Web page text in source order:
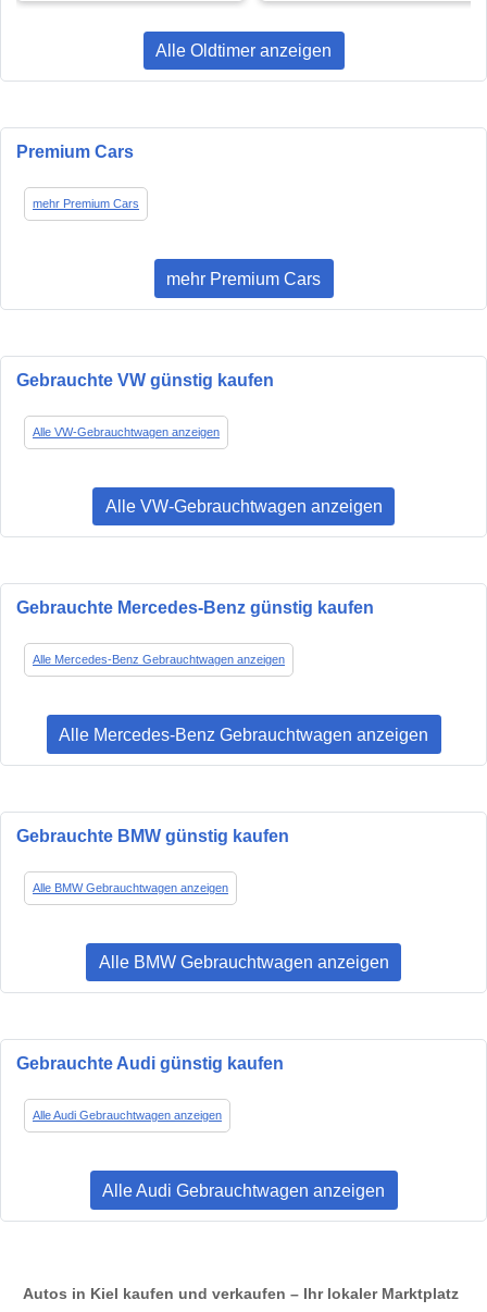
Alle Oldtimer anzeigen
Premium Cars
mehr Premium Cars
mehr Premium Cars
Gebrauchte VW günstig kaufen
Alle VW-Gebrauchtwagen anzeigen
Alle VW-Gebrauchtwagen anzeigen
Gebrauchte Mercedes-Benz günstig kaufen
Alle Mercedes-Benz Gebrauchtwagen anzeigen
Alle Mercedes-Benz Gebrauchtwagen anzeigen
Gebrauchte BMW günstig kaufen
Alle BMW Gebrauchtwagen anzeigen
Alle BMW Gebrauchtwagen anzeigen
Gebrauchte Audi günstig kaufen
Alle Audi Gebrauchtwagen anzeigen
Alle Audi Gebrauchtwagen anzeigen
Autos in Kiel kaufen und verkaufen – Ihr lokaler Marktplatz